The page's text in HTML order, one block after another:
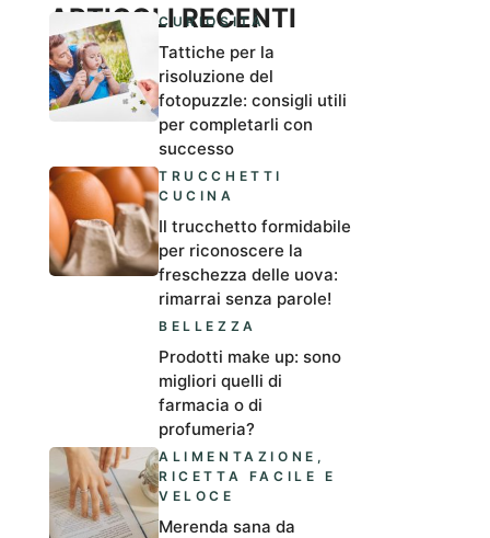
ARTICOLI RECENTI
CURIOSITÀ
Tattiche per la
risoluzione del
fotopuzzle: consigli utili
per completarli con
successo
TRUCCHETTI
CUCINA
Il trucchetto formidabile
per riconoscere la
freschezza delle uova:
rimarrai senza parole!
BELLEZZA
Prodotti make up: sono
migliori quelli di
farmacia o di
profumeria?
ALIMENTAZIONE ,
RICETTA FACILE E
VELOCE
Merenda sana da